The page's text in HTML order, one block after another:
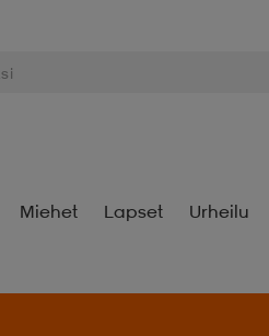
Miehet Lapset Urheilu